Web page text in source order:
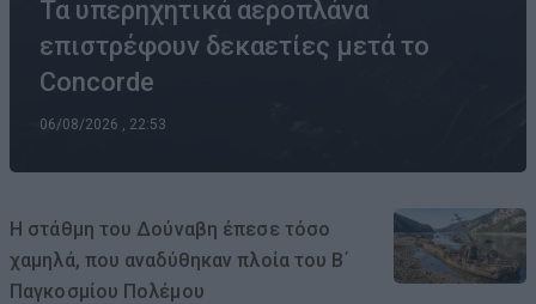
Τα υπερηχητικά αεροπλάνα
επιστρέφουν δεκαετίες μετά το
Concorde
06/08/2026 , 22:53
Η στάθμη του Δούναβη έπεσε τόσο
χαμηλά, που αναδύθηκαν πλοία του Β΄
Παγκοσμίου Πολέμου